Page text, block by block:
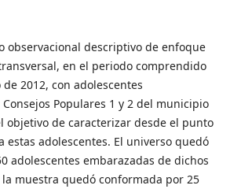
observacional descriptivo de enfoque
en el periodo comprendido
2012, con adolescentes
Populares 1 y 2 del municipio
objetivo de caracterizar desde el punto
estas adolescentes. El universo quedó
adolescentes embarazadas de dichos
muestra quedó conformada por 25